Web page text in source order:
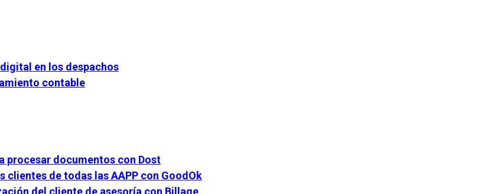
en los despachos
contable
documentos con Dost
clientes de todas las AAPP con GoodOk
del cliente de asesoría con Billage